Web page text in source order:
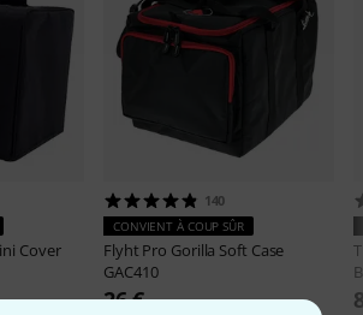
Cover
140
CONVIENT À COUP SÛR
Flyht Pro Gorilla Soft Case
GAC410
26 €